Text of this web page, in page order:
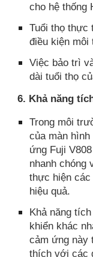
cho hệ thống
Tuổi thọ thực
điều kiện
Việc bảo trì
dài tuổi thọ
6. Khả năng
Trong môi
của màn
ứng Fuji
nhanh chóng
thực hiện
hiệu quả.
Khả năng
khiển khác
cảm ứng này
thích với các